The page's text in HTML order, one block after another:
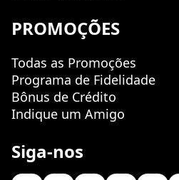
PROMOÇÕES
Todas as Promoções
Programa de Fidelidade
Bônus de Crédito
Indique um Amigo
Siga-nos